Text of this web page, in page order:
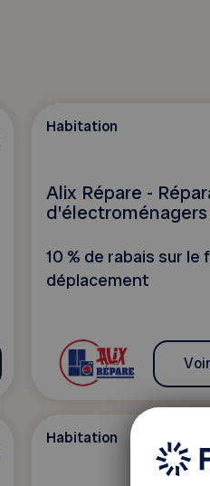
Habitation
Alix Répare -
10 % de rabais sur le
déplacement
Habitation